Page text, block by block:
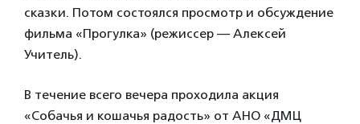
сказки. Потом состоялся просмотр и обсуждение
фильма «Прогулка» (режиссер — Алексей
Учитель).
В течение всего вечера проходила акция
«Собачья и кошачья радость» от АНО «ДМЦ